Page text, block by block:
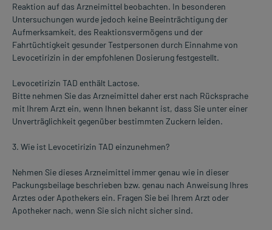
Reaktion auf das Arzneimittel beobachten. In besonderen
Untersuchungen wurde jedoch keine Beeinträchtigung der
Aufmerksamkeit, des Reaktionsvermögens und der
Fahrtüchtigkeit gesunder Testpersonen durch Einnahme von
Levocetirizin in der empfohlenen Dosierung festgestellt.
Levocetirizin TAD enthält Lactose.
Bitte nehmen Sie das Arzneimittel daher erst nach Rücksprache
mit Ihrem Arzt ein, wenn Ihnen bekannt ist, dass Sie unter einer
Unverträglichkeit gegenüber bestimmten Zuckern leiden.
3. Wie ist Levocetirizin TAD einzunehmen?
Nehmen Sie dieses Arzneimittel immer genau wie in dieser
Packungsbeilage beschrieben bzw. genau nach Anweisung Ihres
Arztes oder Apothekers ein. Fragen Sie bei Ihrem Arzt oder
Apotheker nach, wenn Sie sich nicht sicher sind.